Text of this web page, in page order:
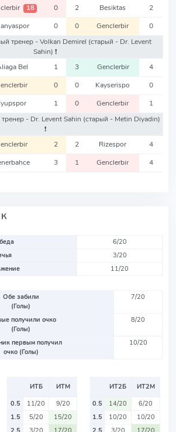
18 0 2 Besiktas 2
0 0 Genclerbir
0
тренер - Volkan Demirel (старый - Dr. Levent
Sahin) ❗️
Bel 1 3 Genclerbir 4
0 0 Kayserispo 0
1 0 Genclerbir
1
- Dr. Levent Sahin (старый - Metin Diyadin)
❗️
2 2 Rizespor 4
3 1 Genclerbir 4
6/20
3/20
11/20
Обе забили
(Голы)
7/20
получили очко
(Голы)
8/20
первым получил
очко (Голы)
10/20
ИТБ
ИТМ
0.5
11/20
9/20
1.5
5/20
15/20
ИТ2Б
ИТ2М
0.5
14/20
6/20
1.5
10/20
10/20